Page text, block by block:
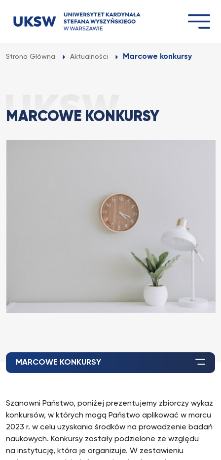
Strona Główna Aktualności Marcowe konkursy
MARCOWE KONKURSY
MARCOWE KONKURSY
Szanowni Państwo, poniżej prezentujemy zbiorczy wykaz
konkursów, w których mogą Państwo aplikować w marcu
2023 r. w celu uzyskania środków na prowadzenie badań
naukowych. Konkursy zostały podzielone ze względu
na instytucję, która je organizuje. W zestawieniu